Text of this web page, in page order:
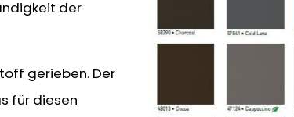
der
gerieben. Der
für diesen